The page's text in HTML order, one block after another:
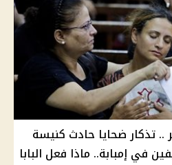
تذكار ضحايا حادث كنيسة
في إمبابة.. ماذا فعل البابا